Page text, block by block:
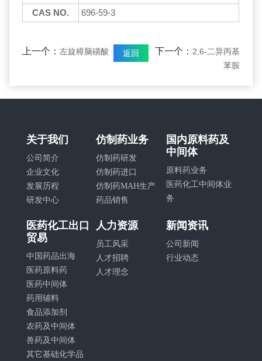
CAS NO.
696-59-3
上一个：左旋樟脑磺酸 返回 下一个： 2,6-二异丙基
苯胺
关于我们
公司简介
企业文化
发展历程
研发中心
仿制药业务
仿制药研发
仿制药进口
仿制药MAH生产
药品销售
国内原料药及
中间体
原料药业务
医药化工中间体业
务
医药化工出口
贸易
中国药品出海
医药原料药
医药中间体
药用辅料
食品添加剂
农药及中间体
兽药及中间体
其它基础化学品
人力资源
员工风采
人才招聘
人才理念
新闻资讯
公司新闻
行业动态